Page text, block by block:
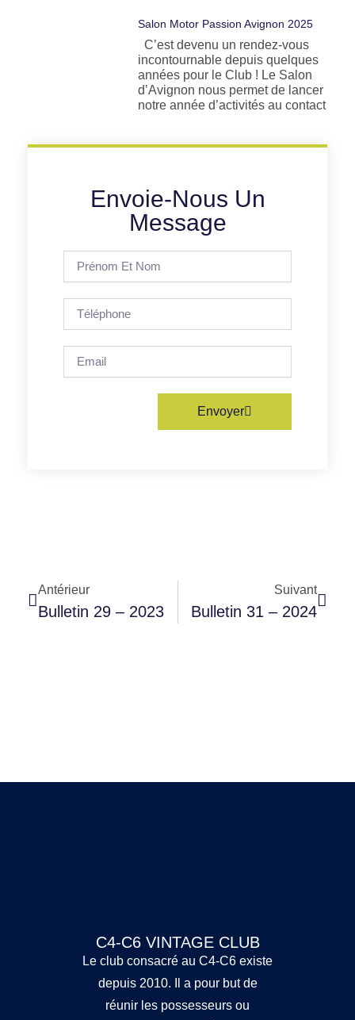
Salon Motor Passion Avignon 2025
C’est devenu un rendez-vous
incontournable depuis quelques
années pour le Club ! Le Salon
d’Avignon nous permet de lancer
notre année d’activités au contact
Envoie-Nous Un
Message
Envoyer
Antérieur
Bulletin 29 – 2023
Suivant
Bulletin 31 – 2024
C4-C6 VINTAGE CLUB
Le club consacré au C4-C6 existe
depuis 2010. Il a pour but de
réunir les possesseurs ou